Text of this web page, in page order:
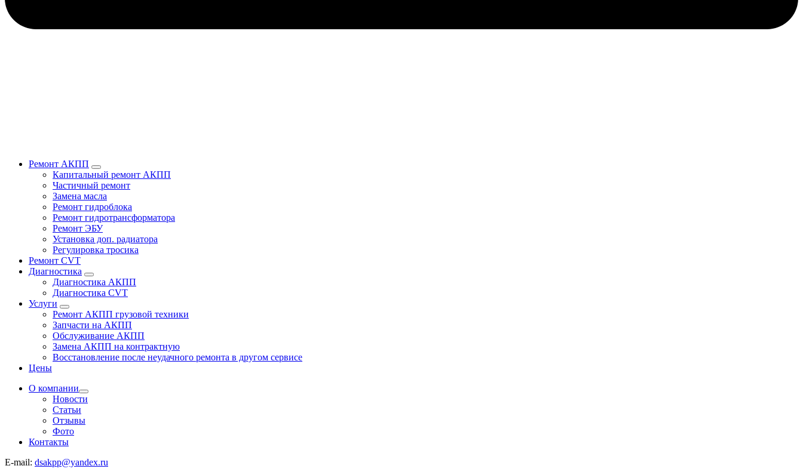
Ремонт АКПП
Капитальный ремонт АКПП
Частичный ремонт
Замена масла
Ремонт гидроблока
Ремонт гидротрансформатора
Ремонт ЭБУ
Установка доп. радиатора
Регулировка тросика
Ремонт CVT
Диагностика
Диагностика АКПП
Диагностика CVT
Услуги
Ремонт АКПП грузовой техники
Запчасти на АКПП
Обслуживание АКПП
Замена АКПП на контрактную
Восстановление после неудачного ремонта в другом сервисе
Цены
О компании
Новости
Статьи
Отзывы
Фото
Контакты
E-mail: dsakpp@yandex.ru